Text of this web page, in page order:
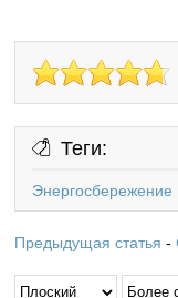
Теги:
Энергосбережение
Предыдущая статья -